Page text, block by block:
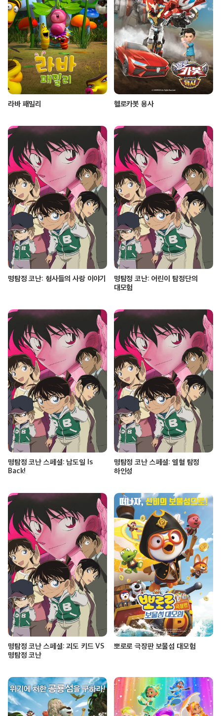
라바 패밀리 헬로카봇 용사
명탐정 코난: 형사들의 사랑 이야기
명탐정 코난: 어린이 탐정단의
대모험
명탐정 코난 스페셜: 남도일 Is
Back!
명탐정 코난 스페셜: 열혈 탐정
하인성
명탐정 코난 스페셜: 괴도 키드 VS
명탐정 코난
뽀로로 극장판 보물섬 대모험